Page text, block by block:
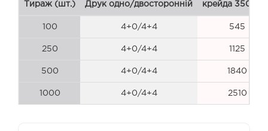
Тираж (шт.) Друк одно/двосторонній крейда 350 г/
100 4+0/4+4 545
250 4+0/4+4 1125
500 4+0/4+4 1840
1000 4+0/4+4 2510